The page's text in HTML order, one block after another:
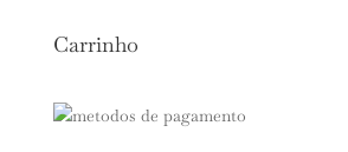
Carrinho